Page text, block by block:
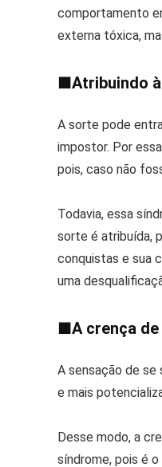
comportamento
externa tóxica,
■Atribuindo
A sorte pode
impostor. Por
pois, caso não
Todavia, essa
sorte é atribuída,
conquistas e sua
uma
■A crença
A sensação de se
e mais
Desse modo, a
síndrome, pois é